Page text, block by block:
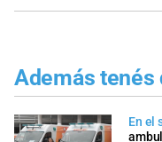
Además tenés
En el